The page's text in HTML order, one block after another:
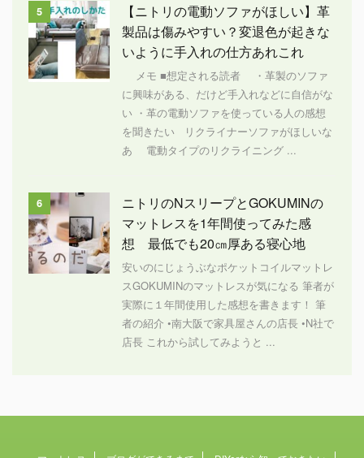
5
【ニトリの電動ソファがほしい】革
製品は傷みやすい？変退色が起きな
いように手入れの仕方あれこれ
メモ ■想定される読者 ・革製のソファ
に興味がある、だけど手入れなどに自信がな
い ・革の電動ソファを使っている人の感想
を聞きたい リクライナーソファがほしいな
あ 電動タイプのリクライニング ...
6
ニトリのNスリープとGOKUMINの
マットレスを1年間使ってみた感
想 最低でも20㎝厚ある寝心地
安いのにじょうぶなポケットコイルマットレ
スGOKUMINのマットレスが気になる 筆者が
実際に１年間使用した感想を書きます！ 筆
者の紹介 •南大阪で家具屋さんの店長 •N社で
店長 これから試してみようと ...